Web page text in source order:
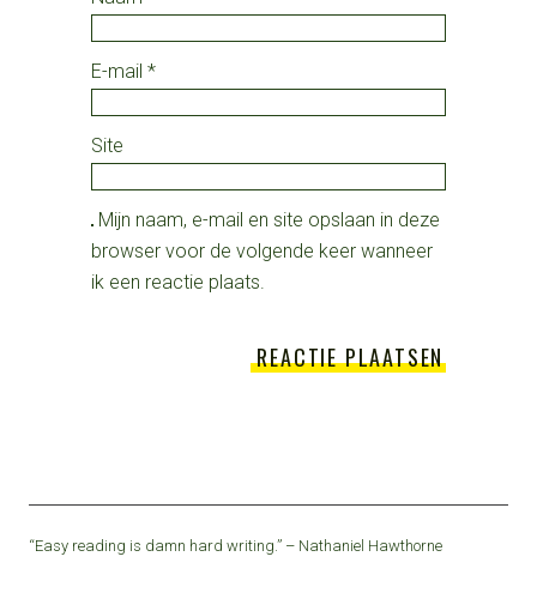
E-mail *
Site
Mijn naam, e-mail en site opslaan in deze
browser voor de volgende keer wanneer
ik een reactie plaats.
“Easy reading is damn hard writing.” – Nathaniel Hawthorne